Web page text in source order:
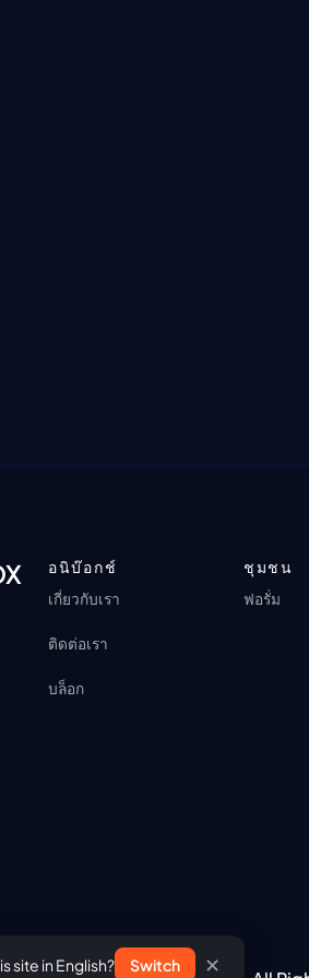
อนิบ๊อกช์
เกี่ยวกับเรา
ติดต่อเรา
บล็อก
ชุมชน
ฟอรั่ม
site in English? Switch ✕